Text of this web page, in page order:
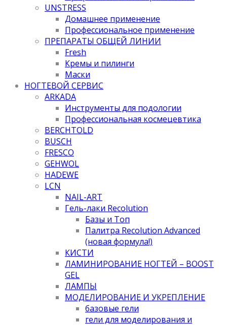
UNSTRESS
Домашнее применение
Профессиональное применение
ПРЕПАРАТЫ ОБЩЕЙ ЛИНИИ
Fresh
Кремы и пилинги
Маски
НОГТЕВОЙ СЕРВИС
ARKADA
Инструменты для подологии
Профессиональная космецевтика
BERCHTOLD
BUSCH
FRESCO
GEHWOL
HADEWE
LCN
NAIL-ART
Гель-лаки Recolution
Базы и Топ
Палитра Recolution Advanced
(новая формула!)
КИСТИ
ЛАМИНИРОВАНИЕ НОГТЕЙ – BOOST
GEL
ЛАМПЫ
МОДЕЛИРОВАНИЕ И УКРЕПЛЕНИЕ
базовые гели
гели для моделирования и